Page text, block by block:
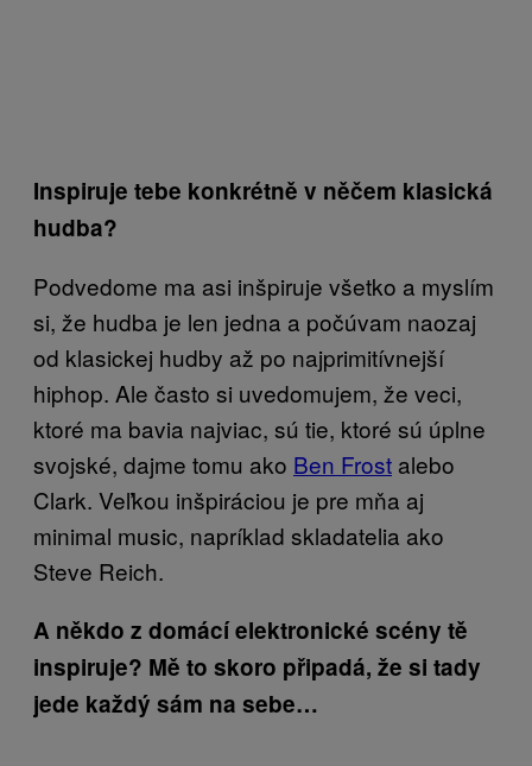
Inspiruje tebe konkrétně v něčem klasická
hudba?
Podvedome ma asi inšpiruje všetko a myslím
si, že hudba je len jedna a počúvam naozaj
od klasickej hudby až po najprimitívnejší
hiphop. Ale často si uvedomujem, že veci,
ktoré ma bavia najviac, sú tie, ktoré sú úplne
svojské, dajme tomu ako Ben Frost alebo
Clark. Veľkou inšpiráciou je pre mňa aj
minimal music, napríklad skladatelia ako
Steve Reich.
A někdo z domácí elektronické scény tě
inspiruje? Mě to skoro připadá, že si tady
jede každý sám na sebe…